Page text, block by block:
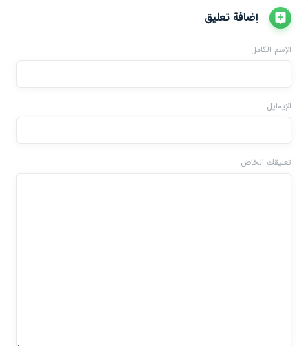
إضافة تعليق
الإسم الكامل
الإيمايل
تعليقك الخاص